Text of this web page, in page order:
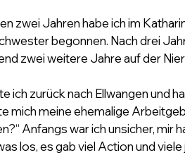
zwei Jahren habe ich im
begonnen. Nach drei
zwei weitere Jahre auf der
ich zurück nach Ellwangen und
mich meine ehemalige
Anfangs war ich unsicher, mir
los, es gab viel Action und